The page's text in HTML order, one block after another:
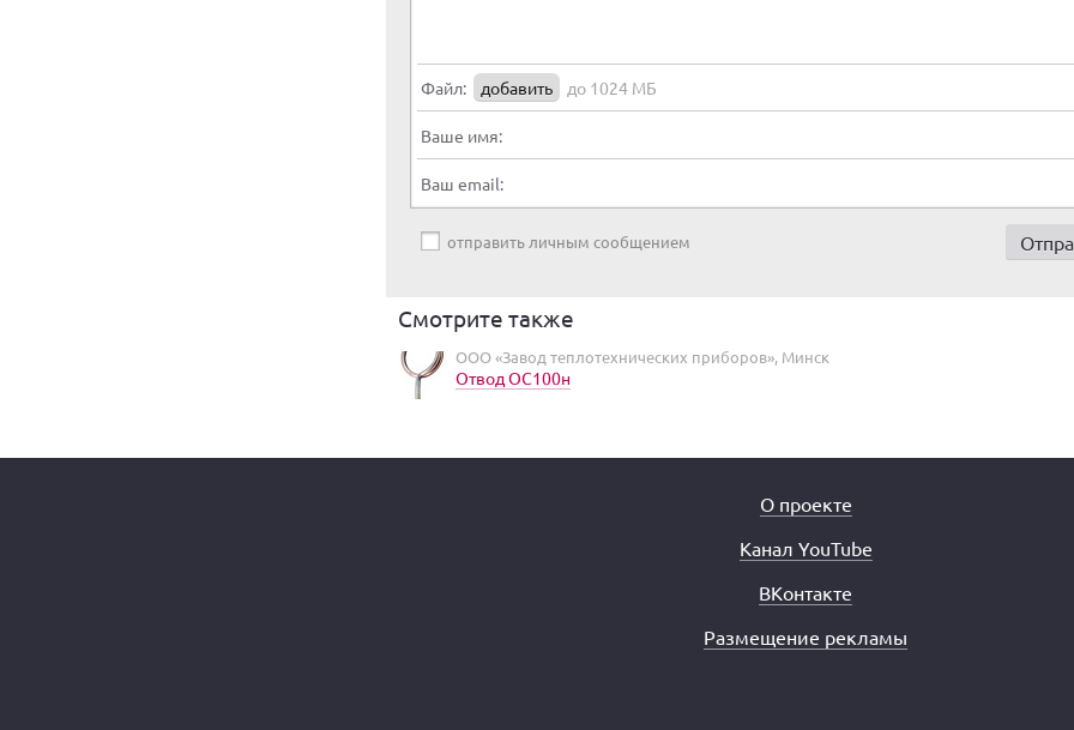
Файл: добавить до 1024 МБ
Ваше имя:
Ваш email:
отправить личным сообщением
Смотрите также
ООО «Завод теплотехнических приборов», Минск
Отвод ОС100н
О проекте
Канал YouTube
ВКонтакте
Размещение рекламы